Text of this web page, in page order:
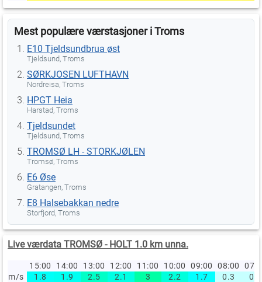
Mest populære værstasjoner i Troms
E10 Tjeldsundbrua øst
Tjeldsund, Troms
SØRKJOSEN LUFTHAVN
Nordreisa, Troms
HPGT Heia
Harstad, Troms
Tjeldsundet
Tjeldsund, Troms
TROMSØ LH - STORKJØLEN
Tromsø, Troms
E6 Øse
Gratangen, Troms
E8 Halsebakkan nedre
Storfjord, Troms
Live værdata TROMSØ - HOLT 1.0 km unna.
15:00 14:00 13:00 12:00 11:00 10:00 09:00 08:00
m/s
1.8 1.9 2.5 2.1 3 2.2 1.7 0.3
0.3